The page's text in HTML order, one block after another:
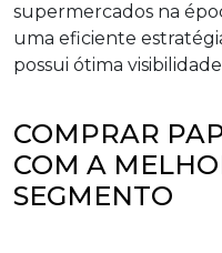
supermercados na
uma eficiente
possui ótima
COMPRAR
COM A
SEGMENTO